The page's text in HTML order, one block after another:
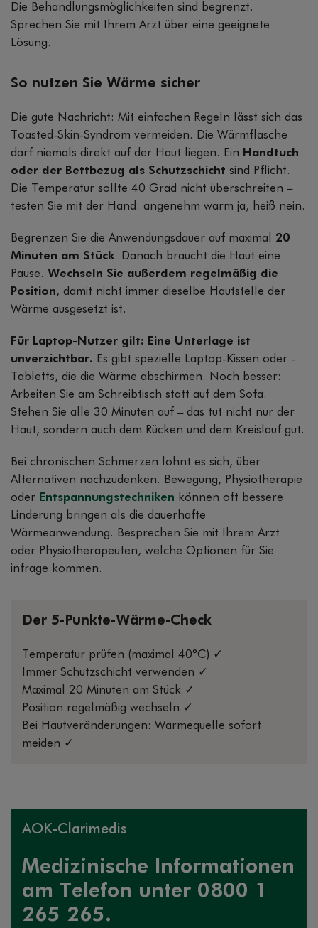
Die Behandlungsmöglichkeiten sind begrenzt.
Sprechen Sie mit Ihrem Arzt über eine geeignete
Lösung.
So nutzen Sie Wärme sicher
Die gute Nachricht: Mit einfachen Regeln lässt sich das
Toasted-Skin-Syndrom vermeiden. Die Wärmflasche
darf niemals direkt auf der Haut liegen. Ein Handtuch
oder der Bettbezug als Schutzschicht sind Pflicht.
Die Temperatur sollte 40 Grad nicht überschreiten –
testen Sie mit der Hand: angenehm warm ja, heiß nein.
Begrenzen Sie die Anwendungsdauer auf maximal 20
Minuten am Stück. Danach braucht die Haut eine
Pause. Wechseln Sie außerdem regelmäßig die
Position, damit nicht immer dieselbe Hautstelle der
Wärme ausgesetzt ist.
Für Laptop-Nutzer gilt: Eine Unterlage ist
unverzichtbar. Es gibt spezielle Laptop-Kissen oder -
Tabletts, die die Wärme abschirmen. Noch besser:
Arbeiten Sie am Schreibtisch statt auf dem Sofa.
Stehen Sie alle 30 Minuten auf – das tut nicht nur der
Haut, sondern auch dem Rücken und dem Kreislauf gut.
Bei chronischen Schmerzen lohnt es sich, über
Alternativen nachzudenken. Bewegung, Physiotherapie
oder Entspannungstechniken können oft bessere
Linderung bringen als die dauerhafte
Wärmeanwendung. Besprechen Sie mit Ihrem Arzt
oder Physiotherapeuten, welche Optionen für Sie
infrage kommen.
Der 5-Punkte-Wärme-Check
Temperatur prüfen (maximal 40°C) ✓
Immer Schutzschicht verwenden ✓
Maximal 20 Minuten am Stück ✓
Position regelmäßig wechseln ✓
Bei Hautveränderungen: Wärmequelle sofort
meiden ✓
AOK-Clarimedis
Medizinische Informationen
am Telefon unter 0800 1
265 265.